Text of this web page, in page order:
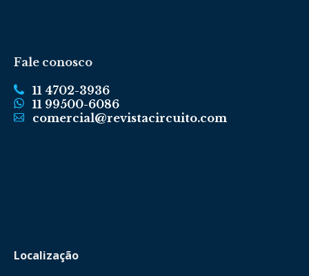
Fale conosco
11 4702-3936
11 99500-6086
comercial@revistacircuito.com
Localização